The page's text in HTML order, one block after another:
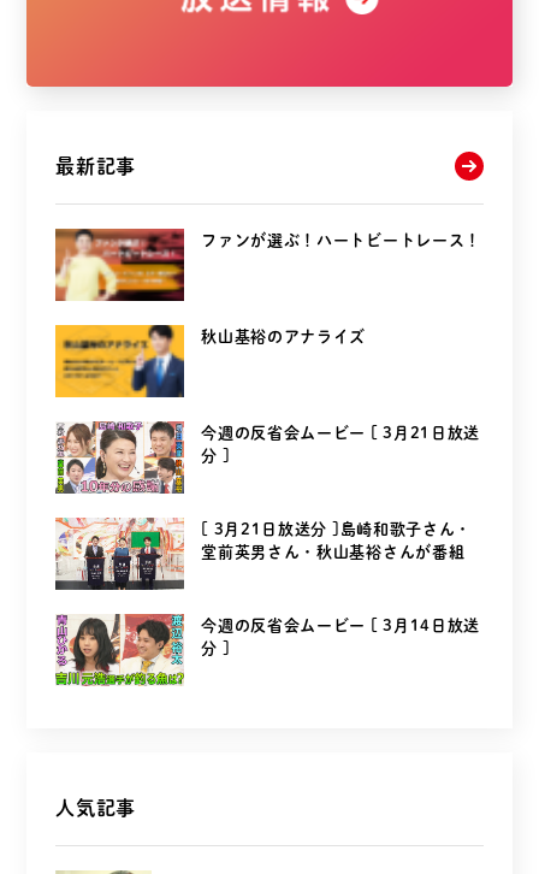
最新記事
ファンが選ぶ！ハートビートレース！
秋山基裕のアナライズ
今週の反省会ムービー [ 3月21日放送
分 ]
[ 3月21日放送分 ]島崎和歌子さん・
堂前英男さん・秋山基裕さんが番組
今週の反省会ムービー [ 3月14日放送
分 ]
人気記事